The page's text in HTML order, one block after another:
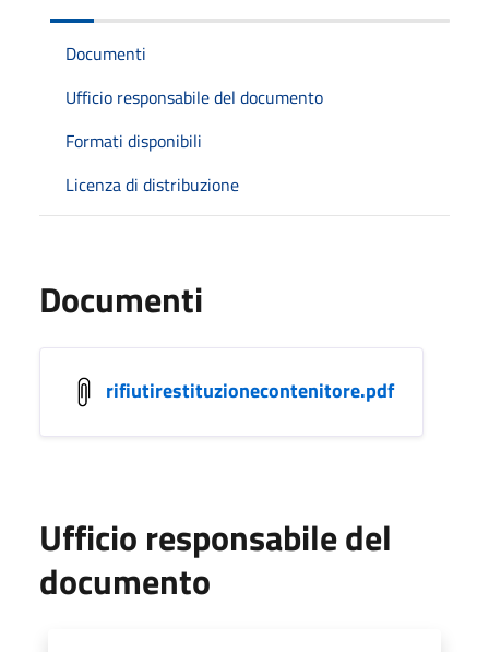
Documenti
Ufficio responsabile del documento
Formati disponibili
Licenza di distribuzione
Documenti
rifiutirestituzionecontenitore.pdf
Ufficio responsabile del
documento